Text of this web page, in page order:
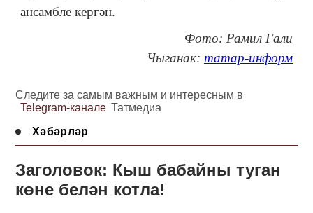
ансамбле кергән.
Фото: Рамил Гали
Чыганак: татар-информ
Следите за самым важным и интересным в
Telegram-канале Татмедиа
Хәбәрләр
Заголовок: Кыш бабайны туган
көне белән котла!